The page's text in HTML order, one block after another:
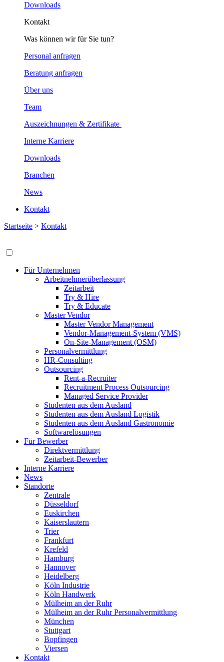
Downloads
Kontakt
Was können wir für Sie tun?
Personal anfragen
Beratung anfragen
Über uns
Team
Auszeichnungen & Zertifikate
Interne Karriere
Downloads
Branchen
News
Kontakt
Startseite > Kontakt
Für Unternehmen
Arbeitnehmerüberlassung
Zeitarbeit
Try & Hire
Try & Educate
Master Vendor
Master Vendor Management
Vendor-Management-System (VMS)
On-Site-Management (OSM)
Personalvermittlung
HR-Consulting
Outsourcing
Rent-a-Recruiter
Recruitment Process Outsourcing
Managed Service Provider
Studenten aus dem Ausland
Studenten aus dem Ausland Logistik
Studenten aus dem Ausland Gastronomie
Softwarelösungen
Für Bewerber
Direktvermittlung
Zeitarbeit-Bewerber
Interne Karriere
News
Standorte
Zentrale
Düsseldorf
Euskirchen
Kaiserslautern
Trier
Frankfurt
Krefeld
Hamburg
Hannover
Heidelberg
Köln Industrie
Köln Handwerk
Mülheim an der Ruhr
Mülheim an der Ruhr Personalvermittlung
München
Stuttgart
Bopfingen
Viersen
Kontakt